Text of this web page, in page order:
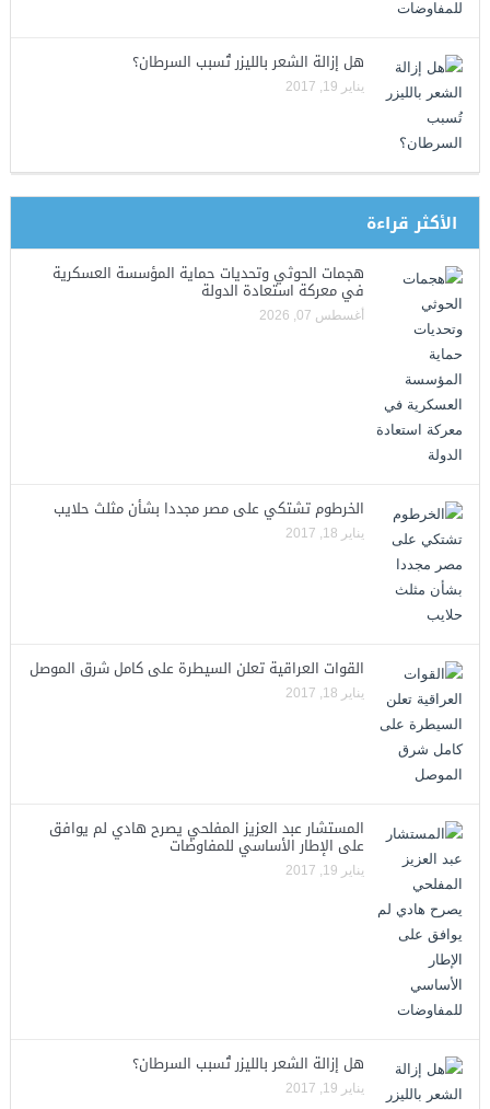
هل إزالة الشعر بالليزر تُسبب السرطان؟
يناير 19, 2017
الأكثر قراءة
هجمات الحوثي وتحديات حماية المؤسسة العسكرية
في معركة استعادة الدولة
أغسطس 07, 2026
الخرطوم تشتكي على مصر مجددا بشأن مثلث حلايب
يناير 18, 2017
القوات العراقية تعلن السيطرة على كامل شرق الموصل
يناير 18, 2017
المستشار عبد العزيز المفلحي يصرح هادي لم يوافق
على الإطار الأساسي للمفاوضات
يناير 19, 2017
هل إزالة الشعر بالليزر تُسبب السرطان؟
يناير 19, 2017